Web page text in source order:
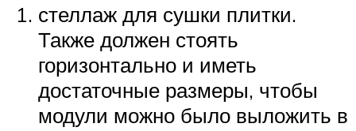
стеллаж для сушки плитки.
Также должен стоять
горизонтально и иметь
достаточные размеры, чтобы
модули можно было выложить в